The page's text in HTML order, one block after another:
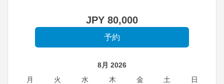
JPY 80,000
8月 2026
月
火 水 木 金 土
日